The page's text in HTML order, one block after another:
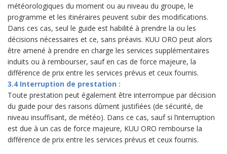
météorologiques du moment ou au niveau du groupe, le
programme et les itinéraires peuvent subir des modifications.
Dans ces cas, seul le guide est habilité à prendre la ou les
décisions nécessaires et ce, sans préavis. KUU ORO peut alors
être amené à prendre en charge les services supplémentaires
induits ou à rembourser, sauf en cas de force majeure, la
différence de prix entre les services prévus et ceux fournis.
3.4 Interruption de prestation :
Toute prestation peut également être interrompue par décision
du guide pour des raisons dûment justifiées (de sécurité, de
niveau insuffisant, de météo). Dans ce cas, sauf si l’interruption
est due à un cas de force majeure, KUU ORO rembourse la
différence de prix entre les services prévus et ceux fournis.